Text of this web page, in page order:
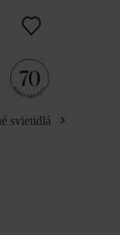
svietidlá